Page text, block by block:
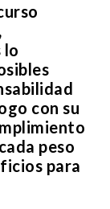
lo
con su
peso
para